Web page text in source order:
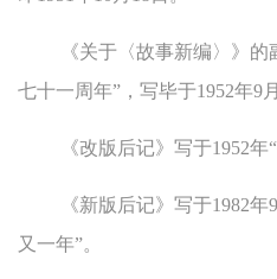
《关于〈故事新编〉》
七十一周年”，写毕于1952年9
《改版后记》写于1952
《新版后记》写于1982
又一年”。